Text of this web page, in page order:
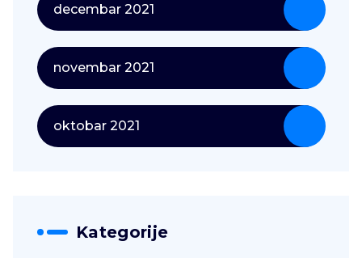
decembar 2021
novembar 2021
oktobar 2021
Kategorije